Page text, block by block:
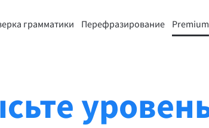
грамматики Перефразирование Premium
функцию